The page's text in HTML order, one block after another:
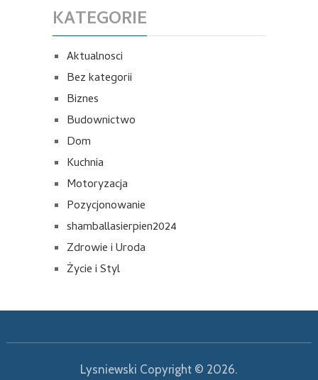
KATEGORIE
Aktualnosci
Bez kategorii
Biznes
Budownictwo
Dom
Kuchnia
Motoryzacja
Pozycjonowanie
shamballasierpien2024
Zdrowie i Uroda
Życie i Styl
Lysniewski Copyright © 2026.